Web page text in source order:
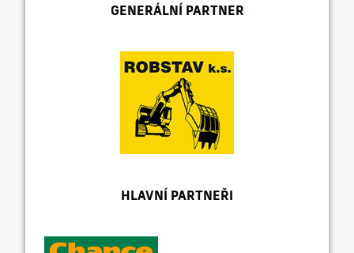
GENERÁLNÍ PARTNER
HLAVNÍ PARTNEŘI